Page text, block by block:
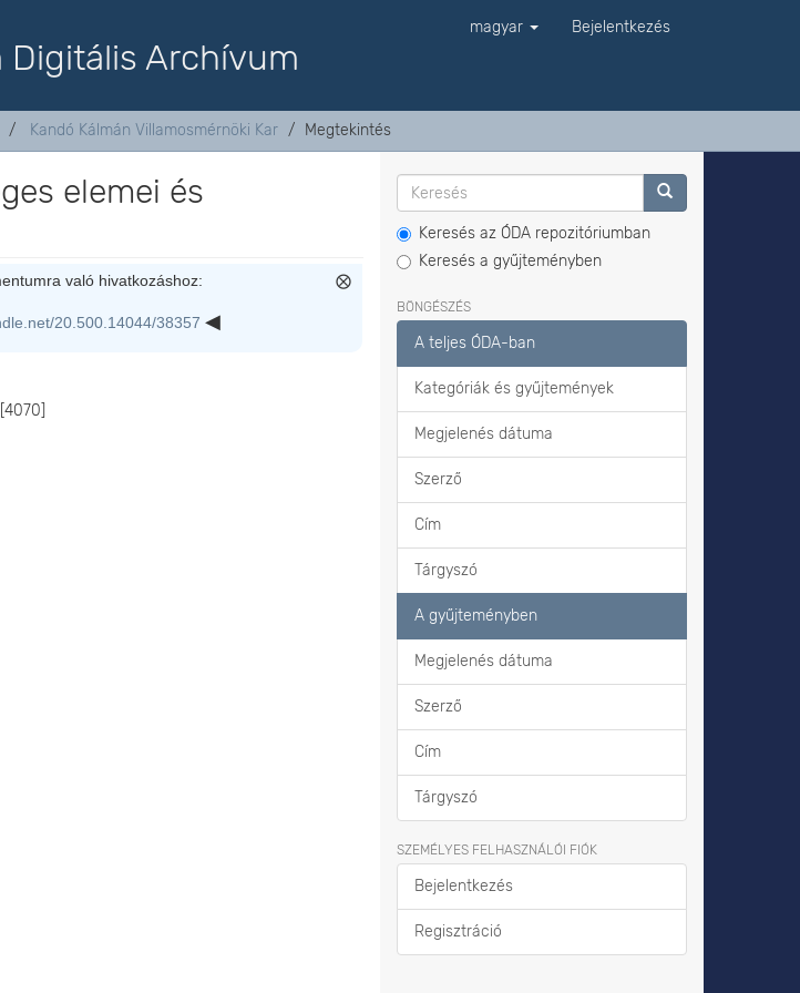
Digitális Archívum
magyar Bejelentkezés
Kandó Kálmán Villamosmérnöki Kar Megtekintés
elemei és
való hivatkozáshoz:
20.500.14044/38357
[4070]
Keresés az ÓDA repozitóriumban
Keresés a gyűjteményben
BÖNGÉSZÉS
A teljes ÓDA-ban
Kategóriák és gyűjtemények
Megjelenés dátuma
Szerző
Cím
Tárgyszó
A gyűjteményben
Megjelenés dátuma
Szerző
Cím
Tárgyszó
SZEMÉLYES FELHASZNÁLÓI FIÓK
Bejelentkezés
Regisztráció